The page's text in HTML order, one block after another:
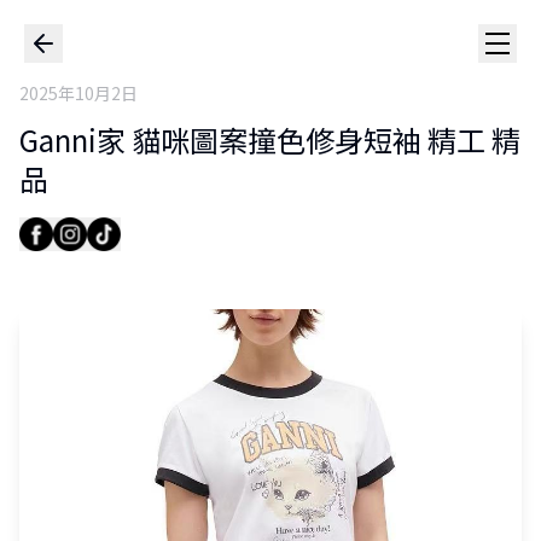
2025年10月2日
Ganni家 貓咪圖案撞色修身短袖 精工 精
品